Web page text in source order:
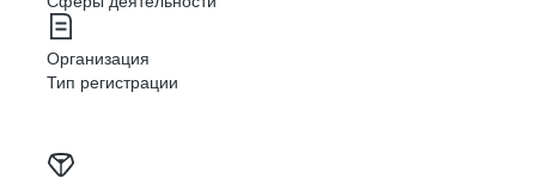
сделать так, чтобы медицинская помощь была
Организация
Тип регистрации